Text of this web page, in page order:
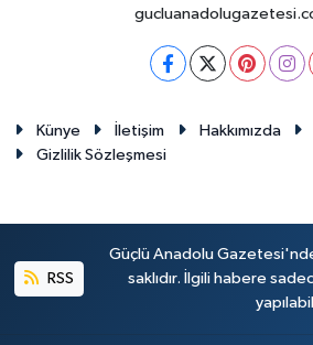
Künye İletişim Hakkımızda
Gizlilik Sözleşmesi
RSS
Güçlü Anadolu
saklıdır. İlgili habere